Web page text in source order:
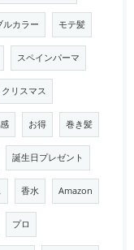
ルカラー モテ髪
スペインパーマ
クリスマス
お得 巻き髪
誕生日プレゼント
香水 Amazon
プロ